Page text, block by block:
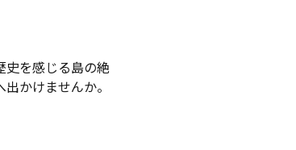
史を感じる島の絶
かけませんか。